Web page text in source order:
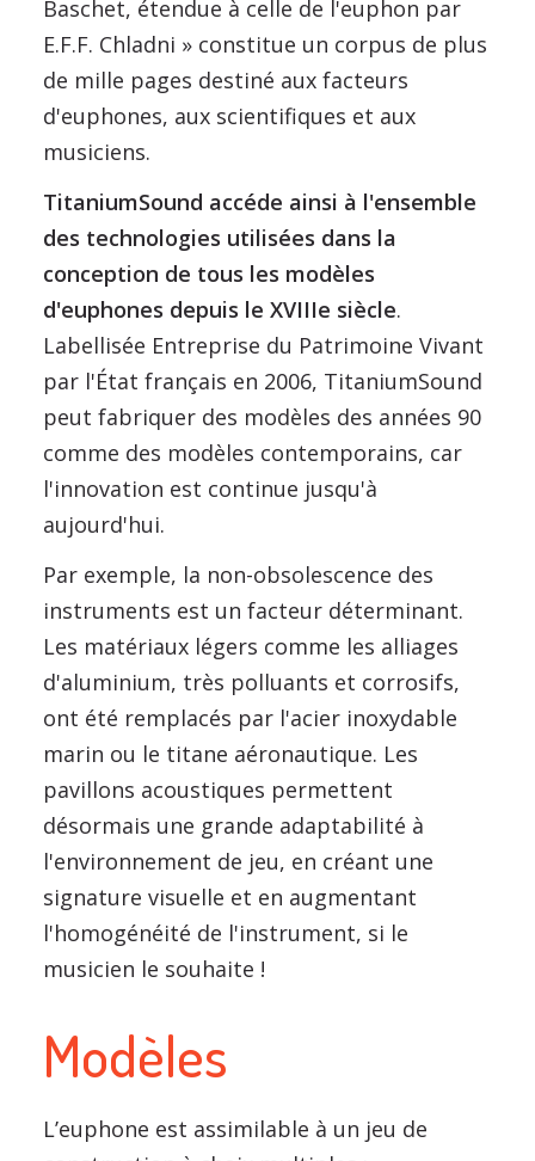
Baschet, étendue à celle de l'euphon par
E.F.F. Chladni » constitue un corpus de plus
de mille pages destiné aux facteurs
d'euphones, aux scientifiques et aux
musiciens.
TitaniumSound accéde ainsi à l'ensemble
des technologies utilisées dans la
conception de tous les modèles
d'euphones depuis le XVIIIe siècle.
Labellisée Entreprise du Patrimoine Vivant
par l'État français en 2006, TitaniumSound
peut fabriquer des modèles des années 90
comme des modèles contemporains, car
l'innovation est continue jusqu'à
aujourd'hui.
Par exemple, la non-obsolescence des
instruments est un facteur déterminant.
Les matériaux légers comme les alliages
d'aluminium, très polluants et corrosifs,
ont été remplacés par l'acier inoxydable
marin ou le titane aéronautique. Les
pavillons acoustiques permettent
désormais une grande adaptabilité à
l'environnement de jeu, en créant une
signature visuelle et en augmentant
l'homogénéité de l'instrument, si le
musicien le souhaite !
Modèles
L’euphone est assimilable à un jeu de